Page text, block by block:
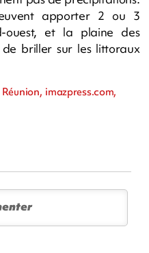
apporter 2 ou 3
ouest, et la plaine des
briller sur les littoraux
imazpress.com,